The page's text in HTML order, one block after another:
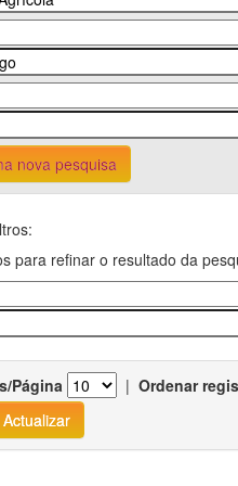
nova pesquisa
para refinar o resultado da
Página | Ordenar